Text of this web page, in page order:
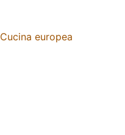
Cucina europea